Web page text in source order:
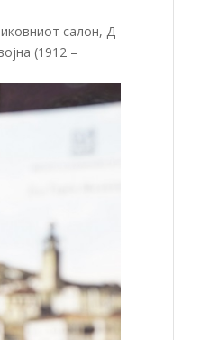
салон, Д-
(1912 –